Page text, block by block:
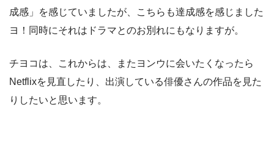
成感」を感じていましたが、こちらも達成感を感じました
ヨ！同時にそれはドラマとのお別れにもなりますが。
チヨコは、これからは、またヨンウに会いたくなったら
Netflixを見直したり、出演している俳優さんの作品を見た
りしたいと思います。